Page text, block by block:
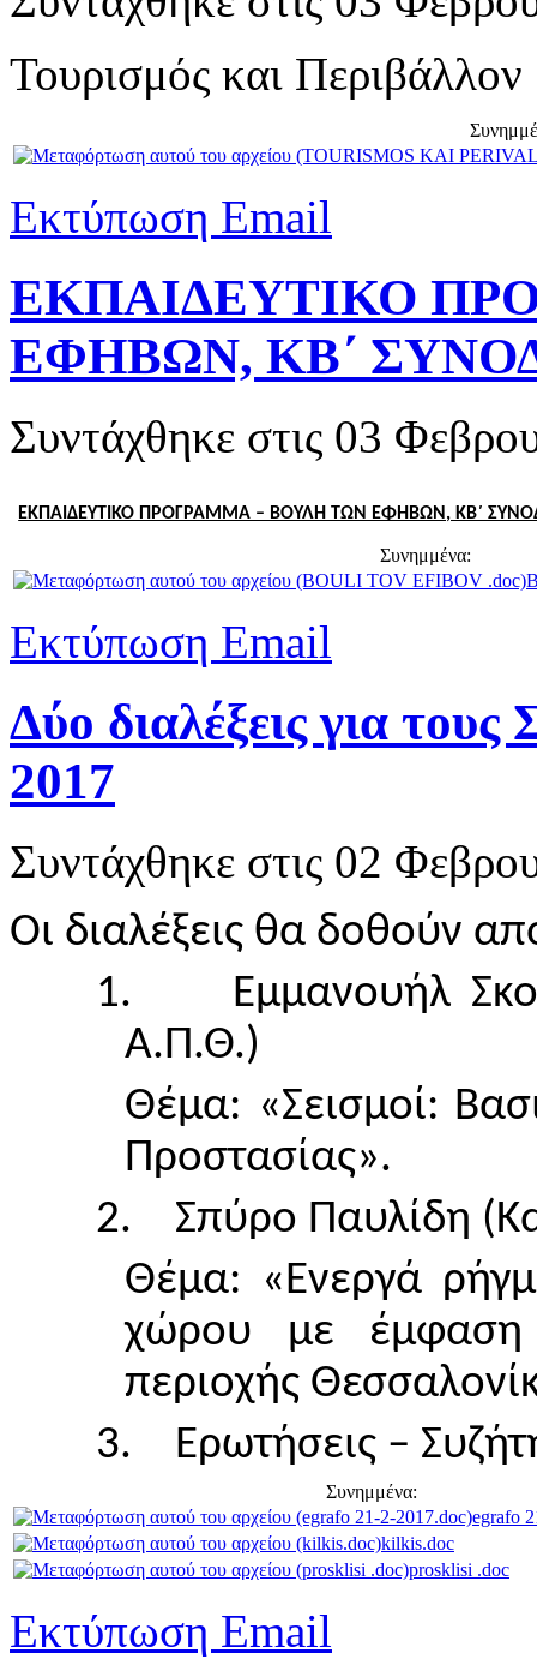
Τουρισμός και Περιβάλλον
Εκτύπωση Email
ΕΚΠΑΙΔΕΥΤΙΚΟ
ΕΦΗΒΩΝ, ΚΒ΄
Συντάχθηκε στις 03
ΕΚΠΑΙΔΕΥΤΙΚΟ ΠΡΟΓΡΑΜΜΑ – ΒΟΥΛΗ ΤΩΝ ΕΦΗΒΩΝ, ΚΒ΄
Συνημμένα:
Εκτύπωση Email
Δύο διαλέξεις για
2017
Συντάχθηκε στις 02
Οι διαλέξεις θα δοθούν
1.
Εμμανουήλ
Α.Π.Θ.)
Θέμα: «Σεισμοί:
Προστασίας».
2.
Σπύρο Παυλίδη
Θέμα: «Ενεργά
χώρου με έμφαση
περιοχής
3.
Ερωτήσεις –
Συνημμένα:
egrafo
kilkis.doc
prosklisi .doc
Εκτύπωση Email